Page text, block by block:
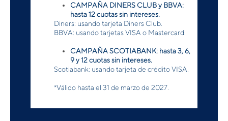
CAMPAÑA DINERS CLUB y BBVA:
hasta 12 cuotas sin intereses.
Diners: usando tarjeta Diners Club.
BBVA: usando tarjetas VISA o Mastercard.
CAMPAÑA SCOTIABANK: hasta 3, 6,
9 y 12 cuotas sin intereses.
Scotiabank: usando tarjeta de crédito VISA.
*Válido hasta el 31 de marzo de 2027.